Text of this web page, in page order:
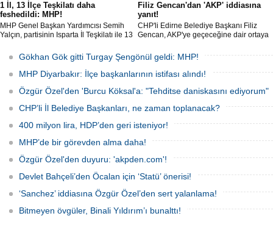
1 İl, 13 İlçe Teşkilatı daha
feshedildi: MHP!
MHP Genel Başkan Yardımcısı Semih
Yalçın, partisinin Isparta İl Teşkilatı ile 13
Isparta İl Başkanlığı görevine Osman
Gülay'ın atandığını açıkladı.
Filiz Gencan'dan 'AKP' iddiasına
yanıt!
CHP'li Edirne Belediye Başkanı Filiz
Gencan, AKP'ye geçeceğine dair ortaya
adım atmıyoruz" ifadeleriyle yanıt verdi.
Gökhan Gök gitti Turgay Şengönül geldi: MHP!
MHP Diyarbakır: İlçe başkanlarının istifası alındı!
Özgür Özel'den 'Burcu Köksal'a: "Tehditse daniskasını ediyorum"
CHP’li İl Belediye Başkanları, ne zaman toplanacak?
400 milyon lira, HDP’den geri isteniyor!
MHP’de bir görevden alma daha!
Özgür Özel'den duyuru: 'akpden.com'!
Devlet Bahçeli’den Öcalan için ‘Statü’ önerisi!
‘Sanchez’ iddiasına Özgür Özel’den sert yalanlama!
Bitmeyen övgüler, Binali Yıldırım’ı bunalttı!